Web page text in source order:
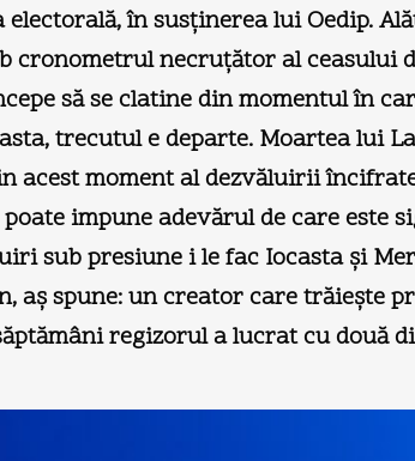
în susţinerea lui Oedip.
cronometrul necruţător al ceasului
să se clatine din momentul în
trecutul e departe. Moartea lui
acest moment al dezvăluirii
impune adevărul de care este
sub presiune i le fac Iocasta şi
aş spune: un creator care trăieşte
regizorul a lucrat cu